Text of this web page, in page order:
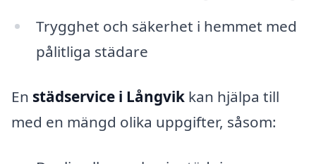
Trygghet och säkerhet i hemmet med
pålitliga städare
En städservice i Långvik kan hjälpa till
med en mängd olika uppgifter, såsom: